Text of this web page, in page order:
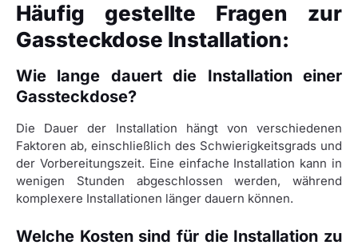
Häufig gestellte Fragen zur
Gassteckdose Installation:
Wie lange dauert die Installation einer
Gassteckdose?
Die Dauer der Installation hängt von verschiedenen
Faktoren ab, einschließlich des Schwierigkeitsgrads und
der Vorbereitungszeit. Eine einfache Installation kann in
wenigen Stunden abgeschlossen werden, während
komplexere Installationen länger dauern können.
Welche Kosten sind für die Installation zu